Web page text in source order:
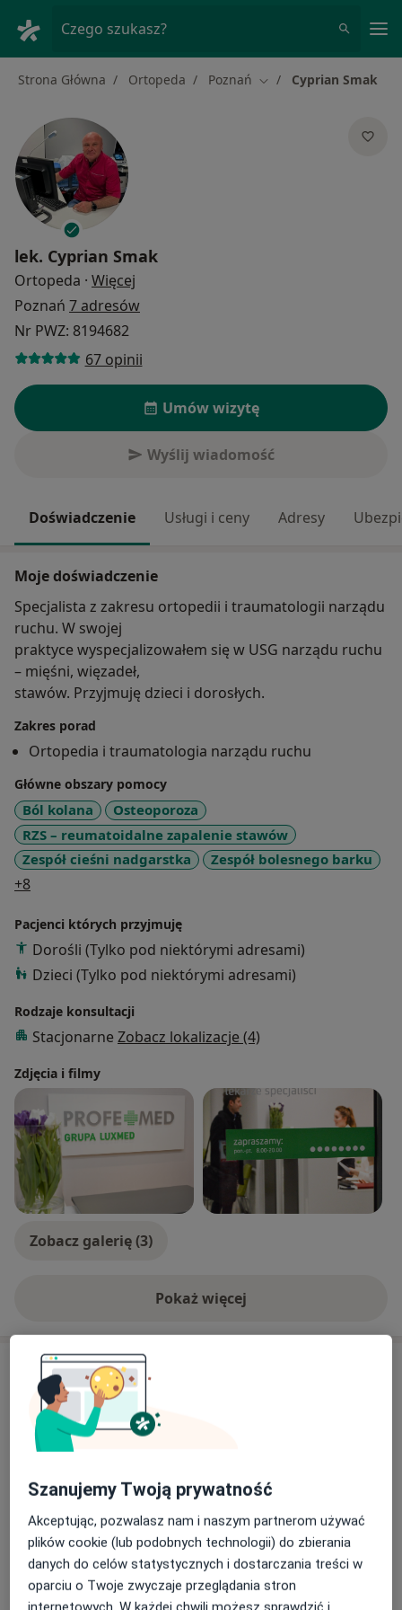
Czego szukasz?
Strona Główna Ortopeda Poznań Zmień miasto
Cyprian Smak
lek. Cyprian Smak
Ortopeda · Więcej
Poznań 7 adresów
Nr PWZ: 8194682
67 opinii
Umów wizytę
Wyślij wiadomość
Doświadczenie Usługi i ceny Adresy
Moje doświadczenie
Specjalista z zakresu ortopedii i traumatologii narządu
ruchu. W swojej
praktyce wyspecjalizowałem się w USG narządu ruchu
– mięśni, więzadeł,
stawów. Przyjmuję dzieci i dorosłych.
Zakres porad
Ortopedia i traumatologia narządu ruchu
Główne obszary pomocy
Ból kolana
Osteoporoza
RZS – reumatoidalne zapalenie stawów
Zespół cieśni nadgarstka
Zespół bolesnego barku
+8a11y_sr_more_diseases
Pacjenci których przyjmuję
Dorośli (Tylko pod niektórymi adresami)
Dzieci (Tylko pod niektórymi adresami)
Rodzaje konsultacji
Stacjonarne Zobacz lokalizacje (4)
Zdjęcia i filmy
Zobacz galerię (3)
Pokaż więcejo doświadczeniu
Usługi i ceny
Konsultacja ortopedyczna
Od 300 zł Szczegóły
USG obydwu nadgarstków
585 zł Szczegóły
USG ścięgna Achillesa
Od 239 zł Szczegóły Umów wizytę
Szanujemy Twoją prywatność
Akceptując, pozwalasz nam i naszym partnerom używać
plików cookie (lub podobnych technologii) do zbierania
danych do celów statystycznych i dostarczania treści w
oparciu o Twoje zwyczaje przeglądania stron